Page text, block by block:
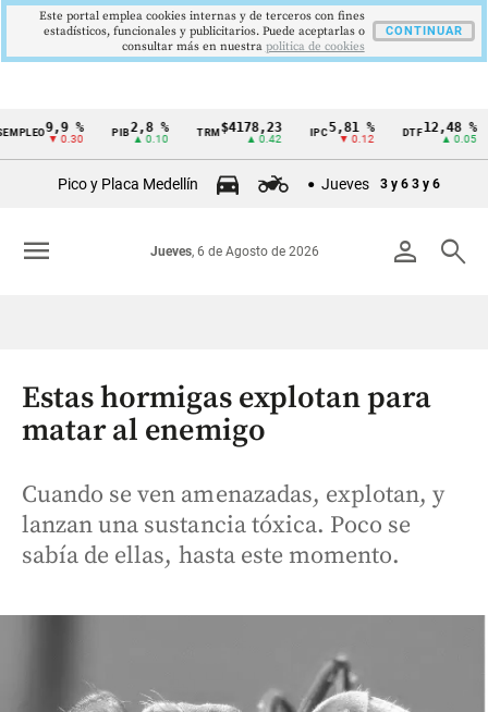
Cintillo
Colombia
9,9 %
▼ 0.30
PIB 2,8 %
▲ 0.10
TRM $4178,23
▲ 0.42
IPC 5,81 %
▼ 0.12
DTF 12,48 %
▲ 0.05
Pico y Placa Medellín Jueves 3 y 6 3 y 6
person search
Jueves, 6 de Agosto de 2026
menu
Estas hormigas explotan para
matar al enemigo
Cuando se ven amenazadas, explotan, y
lanzan una sustancia tóxica. Poco se
sabía de ellas, hasta este momento.
Este portal emplea cookies internas y de terceros con fines
estadísticos, funcionales y publicitarios. Puede aceptarlas o
consultar más en nuestra politica de cookies
CONTINUAR